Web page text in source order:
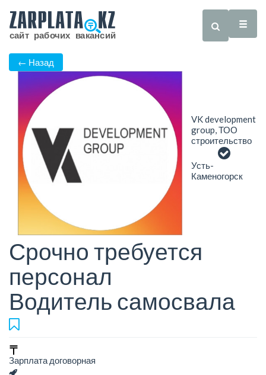
← Назад
VK development
group, ТОО
строительство
Усть-
Каменогорск
Срочно требуется
персонал
Водитель самосвала
Зарплата договорная